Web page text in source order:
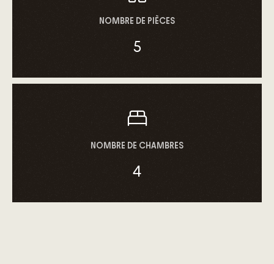
NOMBRE DE PIÈCES
5
NOMBRE DE CHAMBRES
4